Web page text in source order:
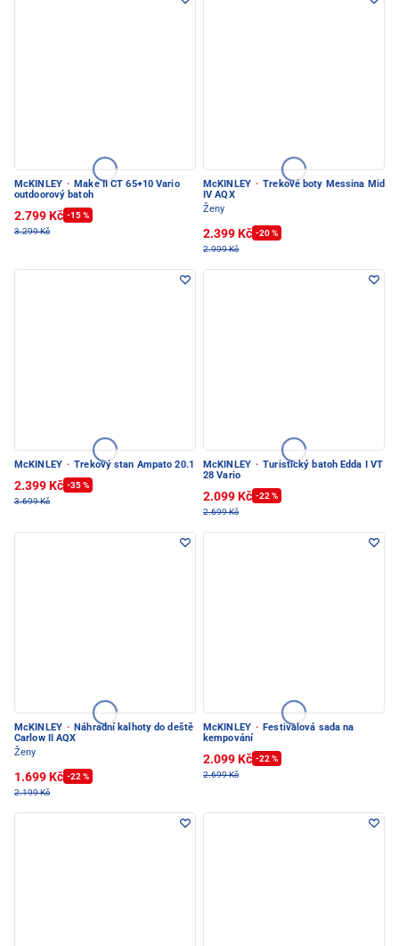
McKINLEY · Make II CT 65+10 Vario
outdoorový batoh
2.799 Kč -15 %
3.299 Kč
McKINLEY · Trekové boty Messina Mid
IV AQX
Ženy
2.399 Kč -20 %
2.999 Kč
McKINLEY · Trekový stan Ampato 20.1
2.399 Kč -35 %
3.699 Kč
McKINLEY · Turistický batoh Edda I VT
28 Vario
2.099 Kč -22 %
2.699 Kč
McKINLEY · Náhradní kalhoty do deště
Carlow II AQX
Ženy
1.699 Kč -22 %
2.199 Kč
McKINLEY · Festivalová sada na
kempování
2.099 Kč -22 %
2.699 Kč